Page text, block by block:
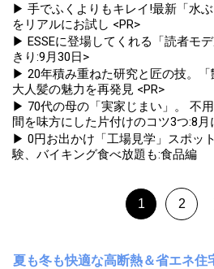
▶ 手でふくよりもキレイ!最新「水ぶ
をリアルにお試し <PR>
▶ ESSEに登場してくれる「読者モ
きり:9月30日>
▶ 20年積み重ねた研究と匠の技。「
大人髪の魅力を再発見 <PR>
▶ 70代の母の「実家じまい」。 不
間を味方にした片付けのコツ3つ:8
▶ 0円お出かけ「工場見学」スポッ
験、バイキング食べ放題も:食品編
1 2
夏も冬も快適な高断熱＆省エネ住